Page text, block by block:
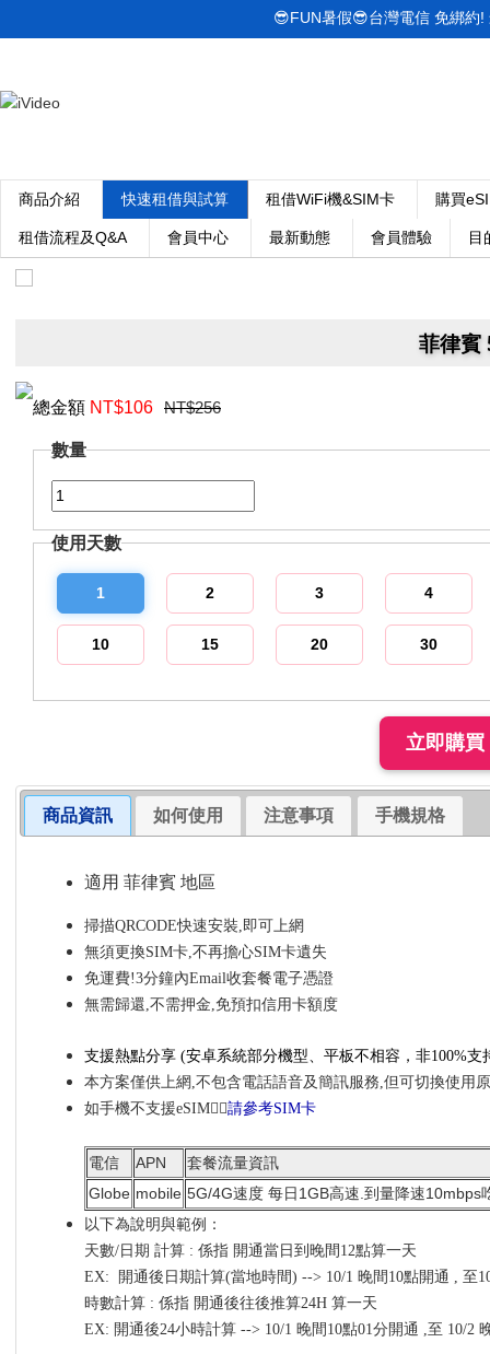
商品介紹 快速租借與試算 租借WiFi機&SIM卡 購買
租借流程及Q&A 會員中心 最新動態 會員體驗 目
😎FUN暑假😎台灣電信 免綁約
菲律賓
總金額 NT$106 NT$256
數量
使用天數
1 2 3 4
10 15 20 30
商品資訊 如何使用 注意事項 手機規格
適用 菲律賓 地區
掃描QRCODE快速安裝,即可上網
無須更換SIM卡,不再擔心SIM卡遺失
免運費!3分鐘內Email收套餐電子憑證
無需歸還,不需押金,免預扣信用卡額度
支援熱點分享 (安卓系統部分機型、平板不相容，非100%支
本方案僅供上網,不包含電話語音及簡訊服務,但可切換使用
如手機不支援eSIM👉🏼請參考SIM卡
電信 APN
套餐流量資訊
Globe mobile 5G/4G速度 每日1GB高速.到量降速10mbps
以下為說明與範例：
天數/日期 計算 : 係指 開通當日到晚間12點算一天
EX: 開通後日期計算(當地時間) --> 10/1 晚間10點開通 , 至
時數計算 : 係指 開通後往後推算24H 算一天
EX: 開通後24小時計算 --> 10/1 晚間10點01分開通 ,至 10/2